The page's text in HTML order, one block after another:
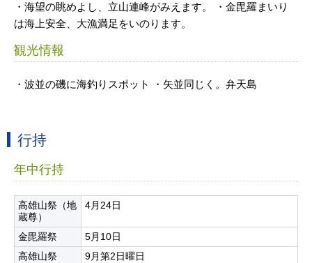
・海望の眺めよし、立山連峰がみえます。 ・金毘羅まいり
は海上安全、大漁満足をいのります。
観光情報
・波並の磯に海釣りスポット ・矢並同じく。弁天島
行持
年中行持
高雄山祭（地
蔵尊）
4月24日
金毘羅祭
5月10日
高雄山祭
9月第2日曜日